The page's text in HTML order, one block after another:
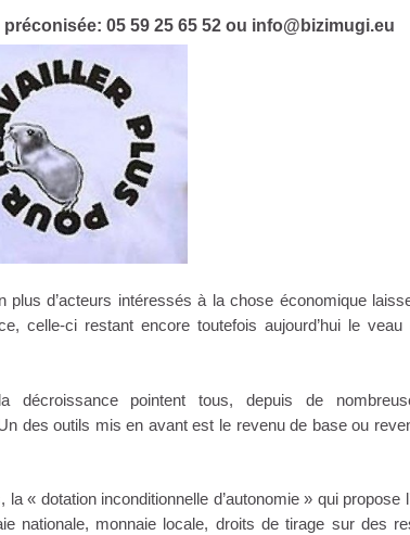
05 59 25 65 52 ou info@bizimugi.eu
d’acteurs intéressés à la chose économique
celle-ci restant encore toutefois aujourd’hui le veau
pointent tous, depuis de
des outils mis en avant est le revenu de base ou
« dotation inconditionnelle d’autonomie » qui propose
nationale, monnaie locale, droits de tirage sur des